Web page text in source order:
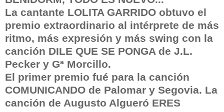
La cantante LOLITA GARRIDO obtuvo el
premio extraordinario al intérprete de más
ritmo, más expresión y más swing con la
canción DILE QUE SE PONGA de J.L.
Pecker y Gª Morcillo.
El primer premio fué para la canción
COMUNICANDO de Palomar y Segovia. La
canción de Augusto Algueró ERES